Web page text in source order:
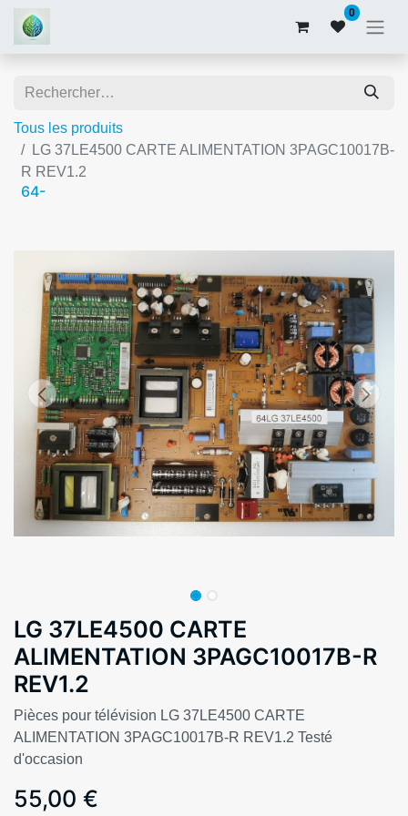
0
Tous les produits
LG 37LE4500 CARTE ALIMENTATION 3PAGC10017B-
R REV1.2
64-
LG 37LE4500 CARTE
ALIMENTATION 3PAGC10017B-R
REV1.2
Pièces pour télévision LG 37LE4500 CARTE
ALIMENTATION 3PAGC10017B-R REV1.2 Testé
d'occasion
55,00 €